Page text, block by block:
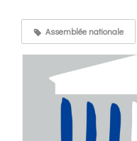
Assemblée nationale